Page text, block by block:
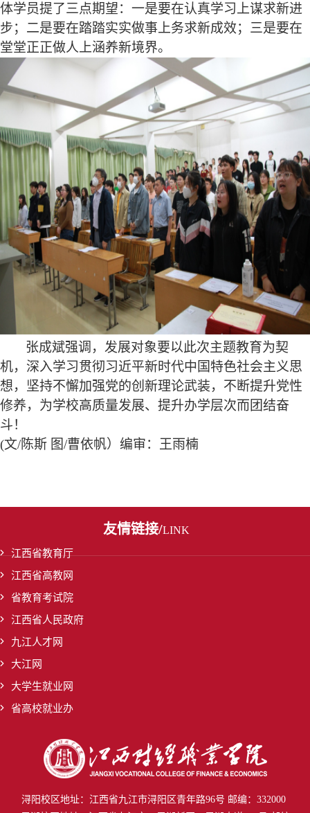
体学员提了三点期望：一是要在认真学习上谋求新进
步；二是要在踏踏实实做事上务求新成效；三是要在
堂堂正正做人上涵养新境界。
张成斌强调，发展对象要以此次主题教育为契
机，深入学习贯彻习近平新时代中国特色社会主义思
想，坚持不懈加强党的创新理论武装，不断提升党性
修养，为学校高质量发展、提升办学层次而团结奋
斗！
(文/陈斯 图/曹依帆） 编审：王雨楠
友情链接/LINK
江西省教育厅
江西省高教网
省教育考试院
江西省人民政府
九江人才网
大江网
大学生就业网
省高校就业办
浔阳校区地址：江西省九江市浔阳区青年路96号 邮编：332000